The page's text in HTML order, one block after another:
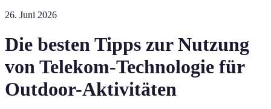
26. Juni 2026
Die besten Tipps zur Nutzung
von Telekom-Technologie für
Outdoor-Aktivitäten